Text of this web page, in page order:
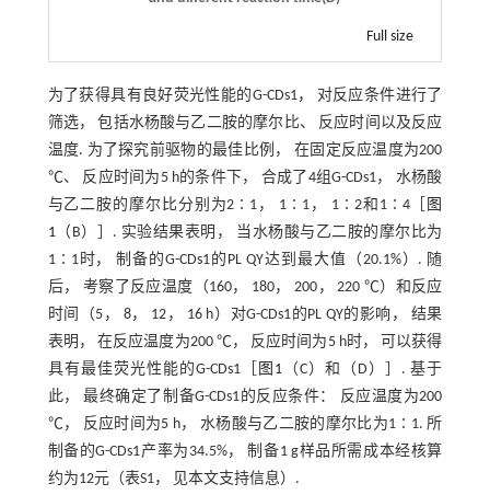
Full size
为了获得具有良好荧光性能的G-CDs1， 对反应条件进行了
筛选， 包括水杨酸与乙二胺的摩尔比、 反应时间以及反应
温度. 为了探究前驱物的最佳比例， 在固定反应温度为200
℃、 反应时间为5 h的条件下， 合成了4组G-CDs1， 水杨酸
与乙二胺的摩尔比分别为2∶1， 1∶1， 1∶2和1∶4［
图
1（B）］. 实验结果表明， 当水杨酸与乙二胺的摩尔比为
1∶1时， 制备的G-CDs1的PL QY达到最大值（20.1%）. 随
后， 考察了反应温度（160， 180， 200， 220 ℃）和反应
时间（5， 8， 12， 16 h）对G-CDs1的PL QY的影响， 结果
表明， 在反应温度为200 ℃， 反应时间为5 h时， 可以获得
具有最佳荧光性能的G-CDs1［
图1 （C）和（D）］. 基于
此， 最终确定了制备G-CDs1的反应条件： 反应温度为200
℃， 反应时间为5 h， 水杨酸与乙二胺的摩尔比为1∶1. 所
制备的G-CDs1产率为34.5%， 制备1 g样品所需成本经核算
约为12元（表S1， 见本文支持信息）.